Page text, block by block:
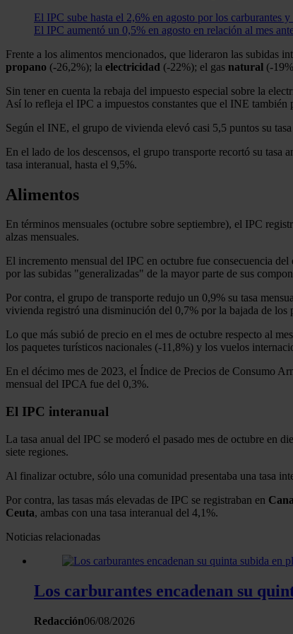
El IPC sube hasta el 2,6% en agosto por los carburantes
El IPC aumentó un 0,5% en agosto en relación al mes
Frente a los alimentos mencionados, que lideraron las subidas
propano (-26,2%); la electricidad (-22%); el gas natural (-
Sin tener en cuenta la rebaja del impuesto especial sobre la
Así lo refleja el IPC a impuestos constantes que el INE también
Según el INE, el grupo de vivienda elevó casi 5,5 puntos su
En el lado de los descensos, el grupo transporte recortó su
tasa interanual, hasta el 9,5%.
Alimentos
En términos mensuales (octubre sobre septiembre), el IPC
alzas mensuales.
El incremento mensual del IPC en octubre fue consecuencia
por las subidas "generalizadas" de la mayor parte de sus
Por contra, el grupo de transporte redujo un 0,9% su tasa
vivienda registró una disminución del 0,7% por la bajada de los
Lo que más subió de precio en el mes de octubre respecto al
los paquetes turísticos nacionales (-11,8%) y los vuelos
En el décimo mes de 2023, el Índice de Precios de Consumo
mensual del IPCA fue del 0,3%.
El IPC interanual
La tasa anual del IPC se moderó el pasado mes de octubre en
siete regiones.
Al finalizar octubre, sólo una comunidad presentaba una tasa
Por contra, las tasas más elevadas de IPC se registraban en
Ceuta, ambas con una tasa interanual del 4,1%.
Noticias relacionadas
Los carburantes encadenan su
Redacción06/08/2026